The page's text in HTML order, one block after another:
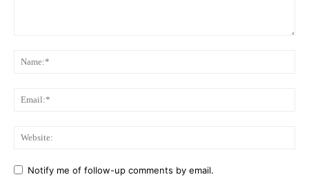
Notify me of follow-up comments by email.